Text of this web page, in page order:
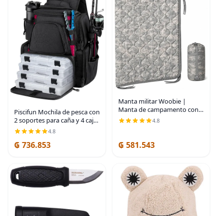
Piscifun Mochila de pesca con
2 soportes para caña y 4 cajas
de aparejos, bolsa grande de
almacenamiento de aparejos
con cubierta de lluvia para
4.8
₲ 736.853
Manta militar Woobie |
Manta de campamento con
aislamiento térmico, forro de
poncho | Grande, portátil,
para
4.8
₲ 581.543